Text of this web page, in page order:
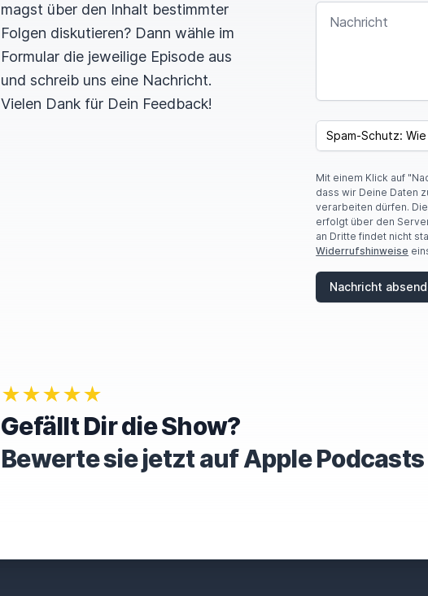
magst über den Inhalt bestimmter
Folgen diskutieren? Dann wähle im
Formular die jeweilige Episode aus
und schreib uns eine Nachricht.
Vielen Dank für Dein Feedback!
NACHRICHT
F
O
A
R
E
A
H
U
M
N
S
SPAM CAPTCHA
Mit einem Klick auf
dass wir Deine Daten
verarbeiten dürfen.
erfolgt über den
an Dritte findet nicht
Widerrufshinweise
Nachricht
★★★★★
Gefällt Dir die Show?
Bewerte sie jetzt auf Apple Podcasts